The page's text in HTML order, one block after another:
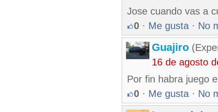
Jose cuando vas a
0 · Me gusta · No
Guajiro
16 de agosto
Por fin habra juego
0 · Me gusta · No